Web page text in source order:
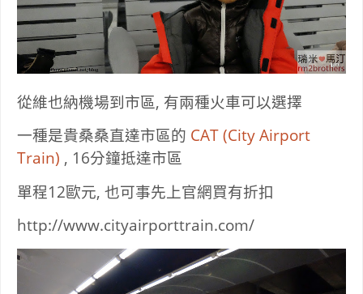
從維也納機場到市區, 有兩種火車可以選擇
一種是貴桑桑直達市區的 CAT (City Airport
Train) , 16分鐘抵達市區
單程12歐元, 也可事先上官網買有折扣
http://www.cityairporttrain.com/